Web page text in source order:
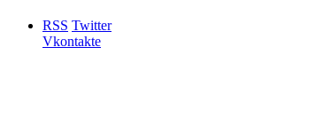
RSS Twitter
Vkontakte